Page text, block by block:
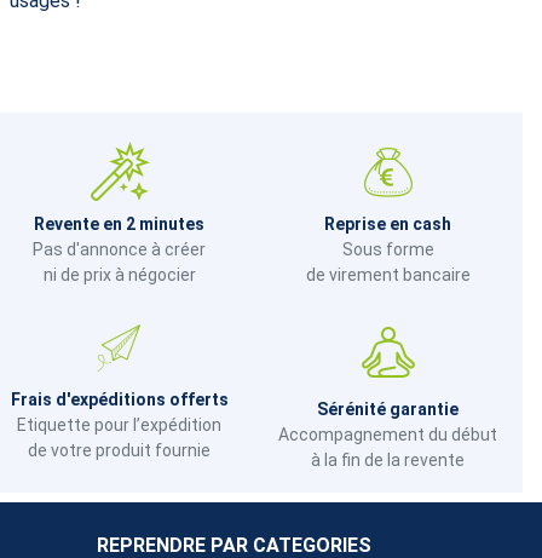
Revente en 2 minutes
Pas d'annonce à créer
ni de prix à négocier
Reprise en cash
Sous forme
de virement bancaire
Frais d'expéditions offerts
Etiquette pour l’expédition
de votre produit fournie
Sérénité garantie
Accompagnement du début
à la fin de la revente
REPRENDRE PAR CATEGORIES